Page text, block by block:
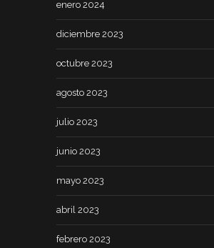
enero 2024
diciembre 2023
octubre 2023
agosto 2023
julio 2023
junio 2023
mayo 2023
abril 2023
febrero 2023